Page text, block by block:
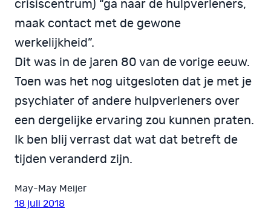
crisiscentrum) “ga naar de hulpverleners,
maak contact met de gewone
werkelijkheid”.
Dit was in de jaren 80 van de vorige eeuw.
Toen was het nog uitgesloten dat je met je
psychiater of andere hulpverleners over
een dergelijke ervaring zou kunnen praten.
Ik ben blij verrast dat wat dat betreft de
tijden veranderd zijn.
May-May Meijer
18 juli 2018